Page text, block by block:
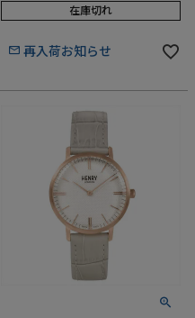
在庫切れ
再入荷お知らせ